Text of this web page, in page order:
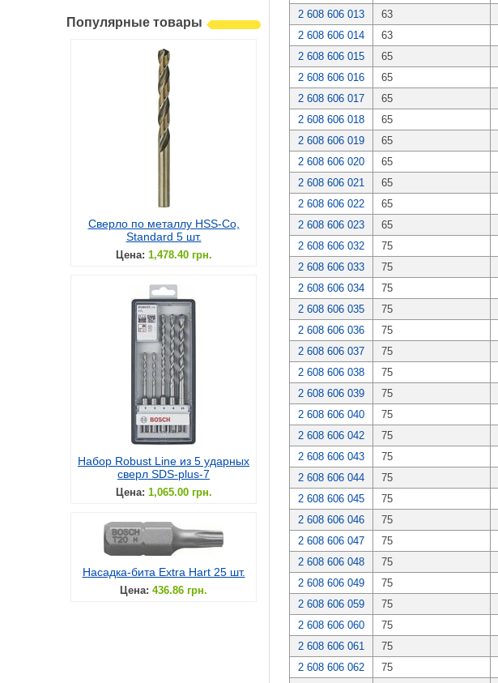
Популярные товары
Сверло по металлу HSS-Co,
Standard 5 шт.
Цена: 1,478.40 грн.
Набор Robust Line из 5 ударных
сверл SDS-plus-7
Цена: 1,065.00 грн.
Насадка-бита Extra Hart 25 шт.
Цена: 436.86 грн.
2 608 606 013
63
2 608 606 014
63
2 608 606 015
65
2 608 606 016
65
2 608 606 017
65
2 608 606 018
65
2 608 606 019
65
2 608 606 020
65
2 608 606 021
65
2 608 606 022
65
2 608 606 023
65
2 608 606 032
75
2 608 606 033
75
2 608 606 034
75
2 608 606 035
75
2 608 606 036
75
2 608 606 037
75
2 608 606 038
75
2 608 606 039
75
2 608 606 040
75
2 608 606 042
75
2 608 606 043
75
2 608 606 044
75
2 608 606 045
75
2 608 606 046
75
2 608 606 047
75
2 608 606 048
75
2 608 606 049
75
2 608 606 059
75
2 608 606 060
75
2 608 606 061
75
2 608 606 062
75